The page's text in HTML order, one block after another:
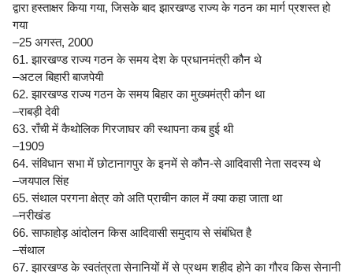
द्वारा हस्ताक्षर किया गया, जिसके बाद झारखण्ड राज्य के गठन का मार्ग प्रशस्त हो
गया
–25 अगस्त, 2000
61. झारखण्ड राज्य गठन के समय देश के प्रधानमंत्री कौन थे
–अटल बिहारी बाजपेयी
62. झारखण्ड राज्य गठन के समय बिहार का मुख्यमंत्री कौन था
–राबड़ी देवी
63. राँची में कैथोलिक गिरजाघर की स्थापना कब हुई थी
–1909
64. संविधान सभा में छोटानागपुर के इनमें से कौन-से आदिवासी नेता सदस्य थे
–जयपाल सिंह
65. संथाल परगना क्षेत्र को अति प्राचीन काल में क्या कहा जाता था
–नरीखंड
66. साफाहोड़ आंदोलन किस आदिवासी समुदाय से संबंधित है
–संथाल
67. झारखण्ड के स्वतंत्रता सेनानियों में से प्रथम शहीद होने का गौरव किस सेनानी